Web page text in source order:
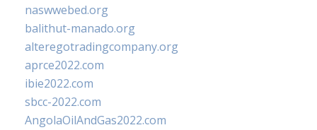
naswwebed.org
balithut-manado.org
alteregotradingcompany.org
aprce2022.com
ibie2022.com
sbcc-2022.com
AngolaOilAndGas2022.com